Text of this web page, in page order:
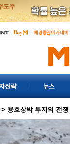
> 용호상박 투자의 전